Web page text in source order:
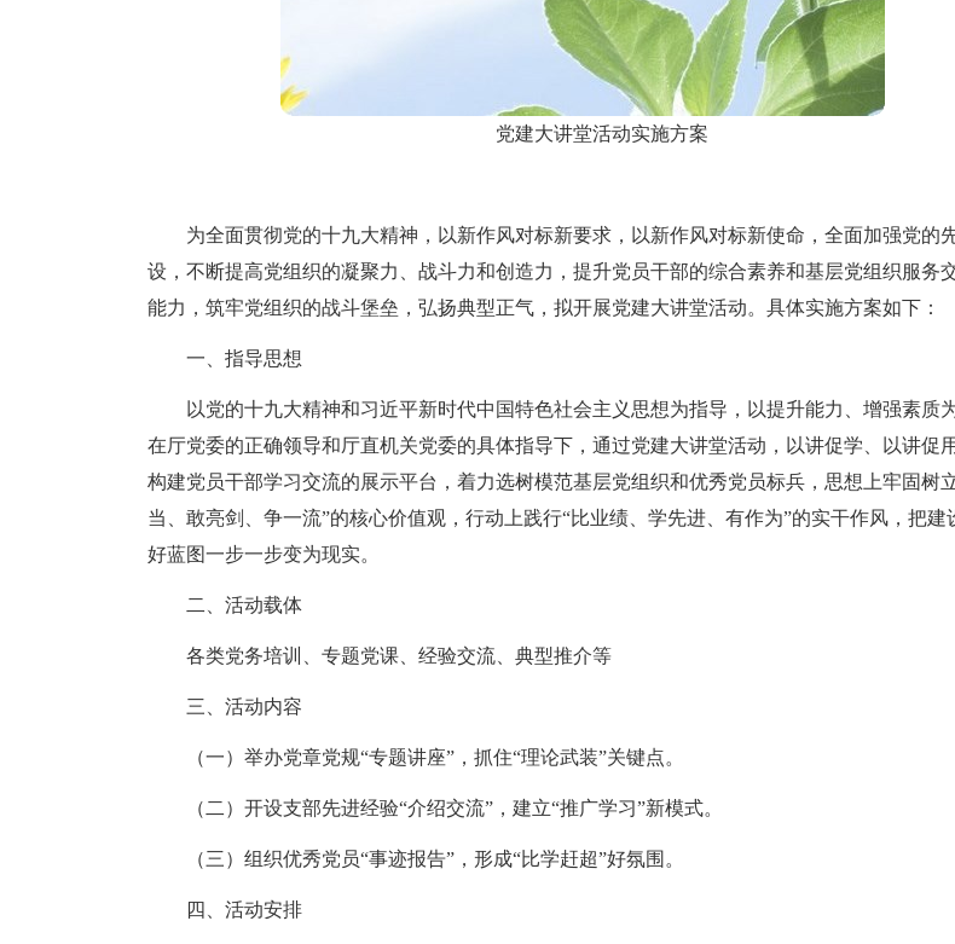
党建大讲堂活动实施方案
为全面贯彻党的十九大精神，以新作风对标新要求，以新作风对标新使命，全面加强党的
设，不断提高党组织的凝聚力、战斗力和创造力，提升党员干部的综合素养和基层党组织服务
能力，筑牢党组织的战斗堡垒，弘扬典型正气，拟开展党建大讲堂活动。具体实施方案如下：
一、指导思想
以党的十九大精神和习近平新时代中国特色社会主义思想为指导，以提升能力、增强素质
在厅党委的正确领导和厅直机关党委的具体指导下，通过党建大讲堂活动，以讲促学、以讲促
构建党员干部学习交流的展示平台，着力选树模范基层党组织和优秀党员标兵，思想上牢固树
当、敢亮剑、争一流”的核心价值观，行动上践行“比业绩、学先进、有作为”的实干作风，把建
好蓝图一步一步变为现实。
二、活动载体
各类党务培训、专题党课、经验交流、典型推介等
三、活动内容
（一）举办党章党规“专题讲座”，抓住“理论武装”关键点。
（二）开设支部先进经验“介绍交流”，建立“推广学习”新模式。
（三）组织优秀党员“事迹报告”，形成“比学赶超”好氛围。
四、活动安排